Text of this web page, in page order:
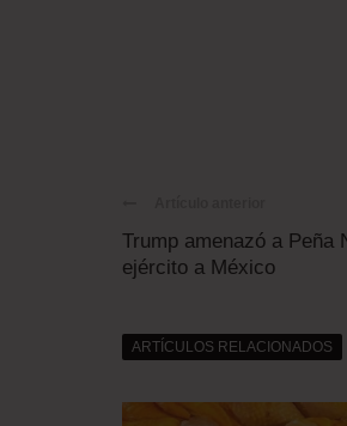
Trump amenazó a Peña
ejército a México
ARTÍCULOS RELACIONADOS